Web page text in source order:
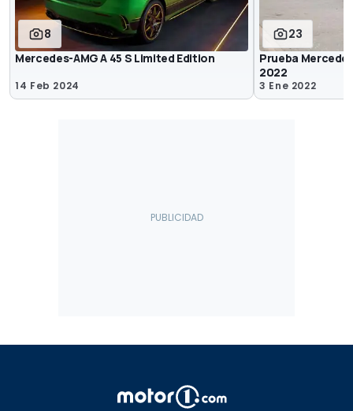
8
Mercedes-AMG A 45 S Limited Edition
14 Feb 2024
23
Prueba
2022
3 Ene 2022